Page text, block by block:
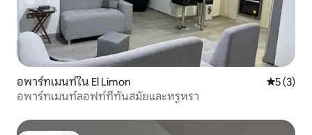
อพาร์ทเมนท์ใน El Limon คะแนนเฉ
5 (3)
อพาร์ทเมนท์ลอฟท์ที่ทันสมัยและหรูหรา